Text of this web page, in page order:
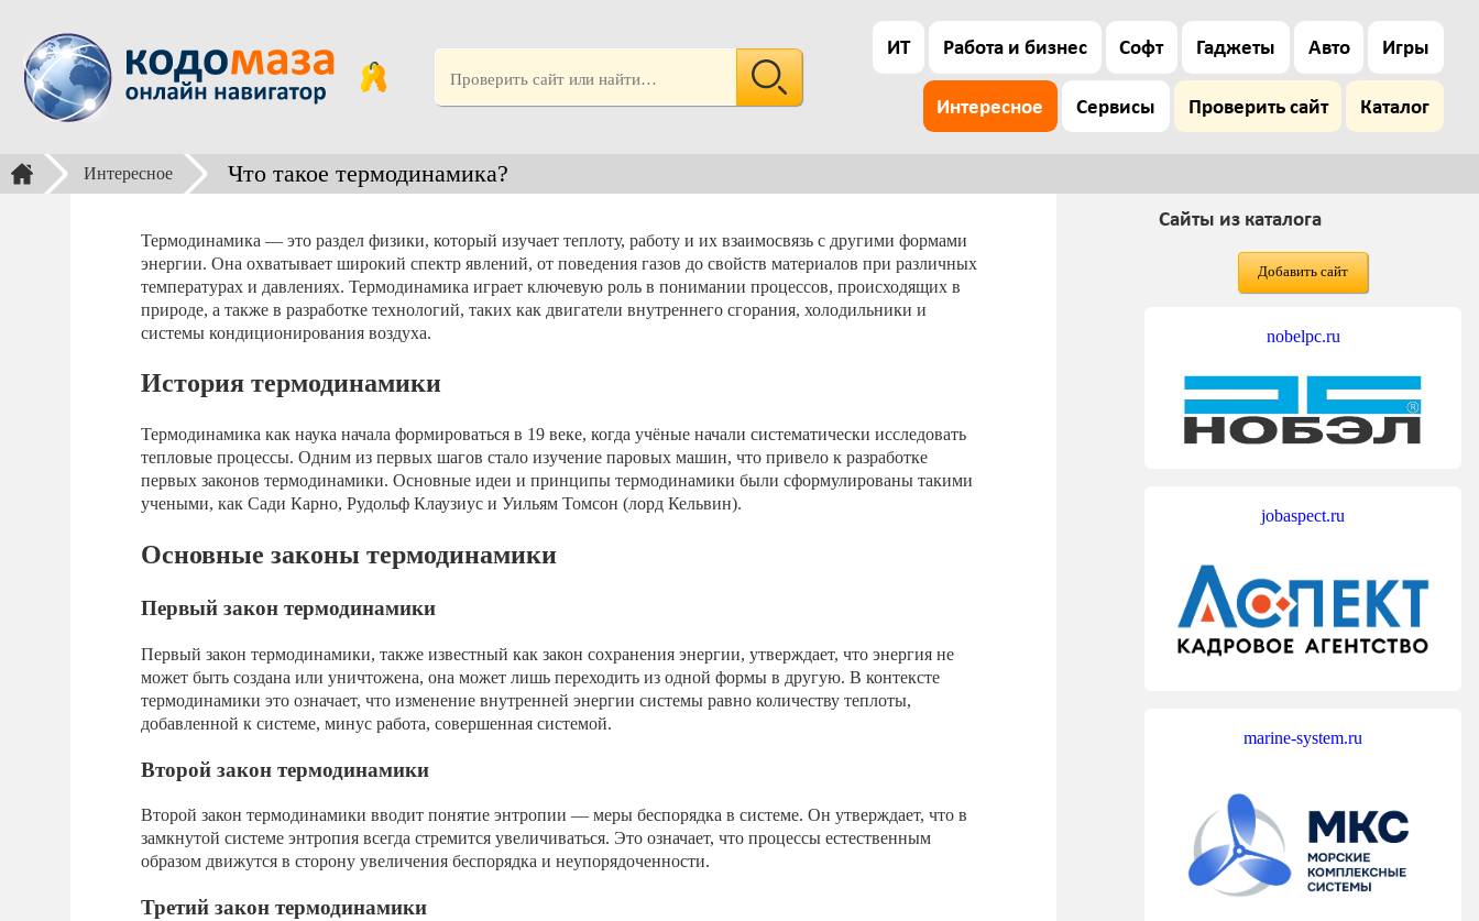
ИТ Работа и бизнес Софт Гаджеты Авто Игры
Интересное Сервисы Проверить сайт Каталог
Интересное Что такое термодинамика?
Термодинамика — это раздел физики, который изучает теплоту, работу и их взаимосвязь с другими формами
энергии. Она охватывает широкий спектр явлений, от поведения газов до свойств материалов при различных
температурах и давлениях. Термодинамика играет ключевую роль в понимании процессов, происходящих в
природе, а также в разработке технологий, таких как двигатели внутреннего сгорания, холодильники и
системы кондиционирования воздуха.
История термодинамики
Термодинамика как наука начала формироваться в 19 веке, когда учёные начали систематически исследовать
тепловые процессы. Одним из первых шагов стало изучение паровых машин, что привело к разработке
первых законов термодинамики. Основные идеи и принципы термодинамики были сформулированы такими
учеными, как Сади Карно, Рудольф Клаузиус и Уильям Томсон (лорд Кельвин).
Основные законы термодинамики
Первый закон термодинамики
Первый закон термодинамики, также известный как закон сохранения энергии, утверждает, что энергия не
может быть создана или уничтожена, она может лишь переходить из одной формы в другую. В контексте
термодинамики это означает, что изменение внутренней энергии системы равно количеству теплоты,
добавленной к системе, минус работа, совершенная системой.
Второй закон термодинамики
Второй закон термодинамики вводит понятие энтропии — меры беспорядка в системе. Он утверждает, что в
замкнутой системе энтропия всегда стремится увеличиваться. Это означает, что процессы естественным
образом движутся в сторону увеличения беспорядка и неупорядоченности.
Третий закон термодинамики
Сайты из каталога
Добавить сайт
nobelpc.ru
jobaspect.ru
marine-system.ru